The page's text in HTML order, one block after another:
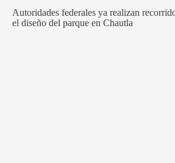
Autoridades federales ya realizan
el diseño del parque en Chautla